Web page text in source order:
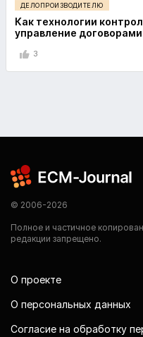
ДЕЛОПРОИЗВОДИТЕЛЮ
Как технологии
управление договорами
3
© 2006-2026
Полное и частичное
редакции запрещено.
О проекте
О персональных данных
Согласие на обработку